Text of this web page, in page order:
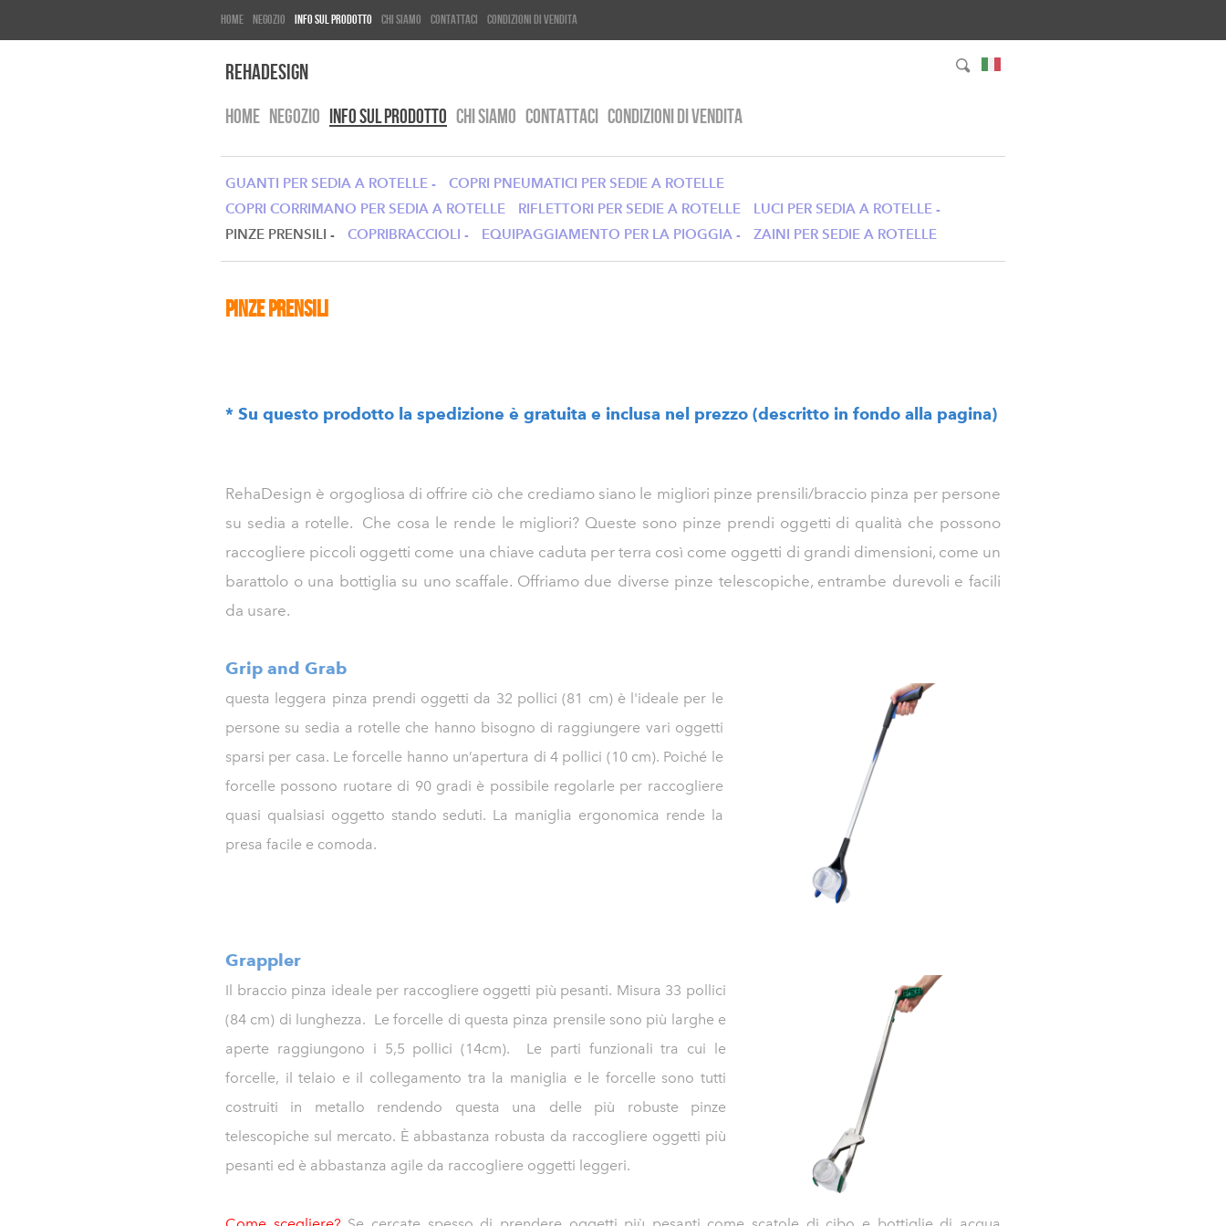
Home Negozio Info Sul Prodotto Chi Siamo Contattaci Condizioni di Vendita
RehaDesign
HOME NEGOZIO INFO SUL PRODOTTO CHI SIAMO CONTATTACI CONDIZIONI DI VENDITA
GUANTI PER SEDIA A ROTELLE -
COPRI PNEUMATICI PER SEDIE A ROTELLE
COPRI CORRIMANO PER SEDIA A ROTELLE
RIFLETTORI PER SEDIE A ROTELLE
LUCI PER SEDIA A ROTELLE -
PINZE PRENSILI -
COPRIBRACCIOLI - EQUIPAGGIAMENTO PER LA PIOGGIA - ZAINI PER SEDIE A ROTELLE
Pinze Prensili
* Su questo prodotto la spedizione è gratuita e inclusa nel prezzo (descritto in fondo alla pagina)
RehaDesign è orgogliosa di offrire ciò che crediamo siano le migliori pinze prensili/braccio pinza per persone
su sedia a rotelle. Che cosa le rende le migliori? Queste sono pinze prendi oggetti di qualità che possono
raccogliere piccoli oggetti come una chiave caduta per terra così come oggetti di grandi dimensioni, come un
barattolo o una bottiglia su uno scaffale. Offriamo due diverse pinze telescopiche, entrambe durevoli e facili
da usare.
Grip and Grab
questa leggera pinza prendi oggetti da 32 pollici (81 cm) è l'ideale per le
persone su sedia a rotelle che hanno bisogno di raggiungere vari oggetti
sparsi per casa. Le forcelle hanno un’apertura di 4 pollici (10 cm). Poiché le
forcelle possono ruotare di 90 gradi è possibile regolarle per raccogliere
quasi qualsiasi oggetto stando seduti. La maniglia ergonomica rende la
presa facile e comoda.
Grappler
Il braccio pinza ideale per raccogliere oggetti più pesanti. Misura 33 pollici
(84 cm) di lunghezza. Le forcelle di questa pinza prensile sono più larghe e
aperte raggiungono i 5,5 pollici (14cm). Le parti funzionali tra cui le
forcelle, il telaio e il collegamento tra la maniglia e le forcelle sono tutti
costruiti in metallo rendendo questa una delle più robuste pinze
telescopiche sul mercato. È abbastanza robusta da raccogliere oggetti più
pesanti ed è abbastanza agile da raccogliere oggetti leggeri.